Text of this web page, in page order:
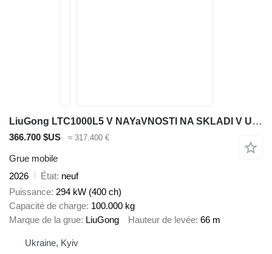
LiuGong LTC1000L5 V NAYaVNOSTI NA SKLADI V UKRAYiNI
366.700 $US ≈ 317.400 €
Grue mobile
2026
État neuf
Puissance 294 kW (400 ch)
Capacité de charge 100.000 kg
Marque de la grue LiuGong Hauteur de levée 66 m
Ukraine, Kyiv